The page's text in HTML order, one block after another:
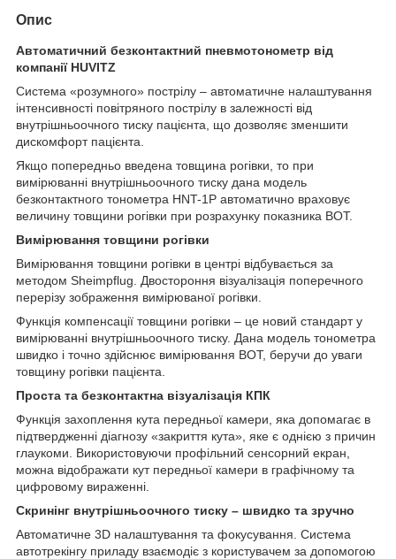
Опис
Автоматичний безконтактний пневмотонометр від
компанії HUVITZ
Система «розумного» пострілу – автоматичне налаштування
інтенсивності повітряного пострілу в залежності від
внутрішньоочного тиску пацієнта, що дозволяє зменшити
дискомфорт пацієнта.
Якщо попередньо введена товщина рогівки, то при
вимірюванні внутрішньоочного тиску дана модель
безконтактного тонометра HNT-1P автоматично враховує
величину товщини рогівки при розрахунку показника ВОТ.
Вимірювання товщини рогівки
Вимірювання товщини рогівки в центрі відбувається за
методом Sheimpflug. Двостороння візуалізація поперечного
перерізу зображення вимірюваної рогівки.
Функція компенсації товщини рогівки – це новий стандарт у
вимірюванні внутрішньоочного тиску. Дана модель тонометра
швидко і точно здійснює вимірювання ВОТ, беручи до уваги
товщину рогівки пацієнта.
Проста та безконтактна візуалізація КПК
Функція захоплення кута передньої камери, яка допомагає в
підтвердженні діагнозу «закриття кута», яке є однією з причин
глаукоми. Використовуючи профільний сенсорний екран,
можна відображати кут передньої камери в графічному та
цифровому вираженні.
Скринінг внутрішньоочного тиску – швидко та зручно
Автоматичне 3D налаштування та фокусування. Система
автотрекінгу приладу взаємодіє з користувачем за допомогою